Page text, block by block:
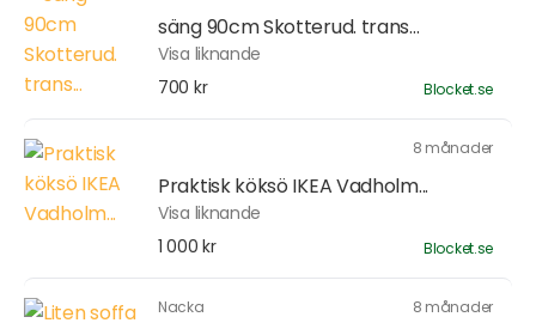
säng 90cm Skotterud. trans...
Visa liknande
700 kr
Blocket.se
8 månader
Praktisk köksö IKEA Vadholm...
Visa liknande
1 000 kr
Blocket.se
Nacka 8 månader